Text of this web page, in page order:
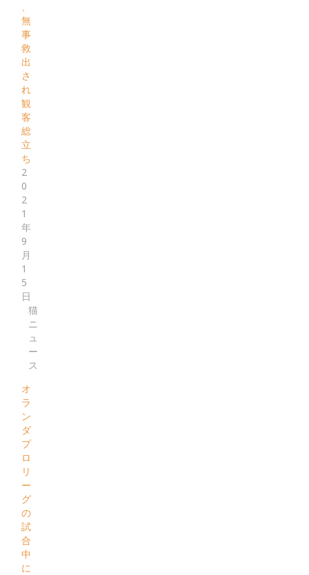
無
事
救
出
さ
れ
観
客
総
立
ち
2
0
2
1
年
9
月
1
5
日
猫
ニ
ュ
ー
ス
オ
ラ
ン
ダ
プ
ロ
リ
ー
グ
の
試
合
中
に